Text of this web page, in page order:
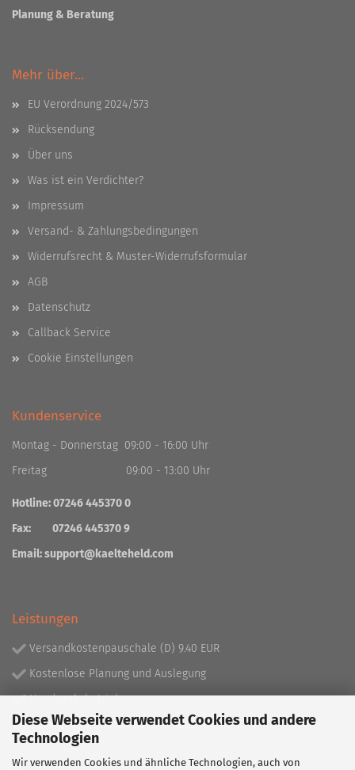
Diese Webseite verwendet Cookies und andere
Technologien
Wir verwenden Cookies und ähnliche Technologien, auch von
Planung & Beratung
Mehr über...
EU Verordnung 2024/573
Rücksendung
Über uns
Was ist ein Verdichter?
Impressum
Versand- & Zahlungsbedingungen
Widerrufsrecht & Muster-Widerrufsformular
AGB
Datenschutz
Callback Service
Cookie Einstellungen
Kundenservice
Montag - Donnerstag 09:00 - 16:00 Uhr
Freitag 09:00 - 13:00 Uhr
Hotline: 07246 445370 0
Fax: 07246 445370 9
Email:support@kaelteheld.com
Leistungen
Versandkostenpauschale (D) 9.40 EUR
Kostenlose Planung und Auslegung
Handwerksbetrieb
Lieferprogramm mit über 130.000 Artikeln!